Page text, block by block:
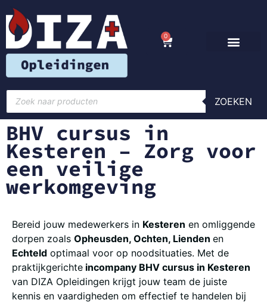
0
ZOEKEN
BHV cursus in
Kesteren – Zorg voor
een veilige
werkomgeving
Bereid jouw medewerkers in Kesteren en omliggende
dorpen zoals Opheusden, Ochten, Lienden en
Echteld optimaal voor op noodsituaties. Met de
praktijkgerichte incompany BHV cursus in Kesteren
van DIZA Opleidingen krijgt jouw team de juiste
kennis en vaardigheden om effectief te handelen bij